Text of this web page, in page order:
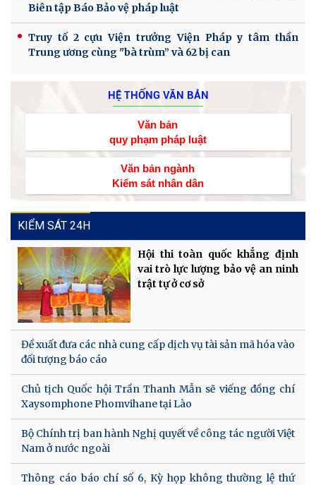
Biên tập Báo Bảo vệ pháp luật
Truy tố 2 cựu Viện trưởng Viện Pháp y tâm thần
Trung ương cùng "bà trùm” và 62 bị can
HỆ THỐNG VĂN BẢN
Văn bản
quy phạm pháp luật
Văn bản ngành
Kiểm sát nhân dân
KIỂM SÁT 24H
Hội thi toàn quốc khẳng định
vai trò lực lượng bảo vệ an ninh
trật tự ở cơ sở
Đề xuất đưa các nhà cung cấp dịch vụ tài sản mã hóa vào
đối tượng báo cáo
Chủ tịch Quốc hội Trần Thanh Mẫn sẽ viếng đồng chí
Xaysomphone Phomvihane tại Lào
Bộ Chính trị ban hành Nghị quyết về công tác người Việt
Nam ở nước ngoài
Thông cáo báo chí số 6, Kỳ họp không thường lệ thứ